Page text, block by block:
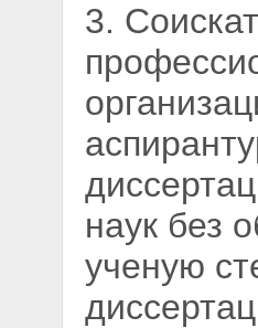
3.
наук без
ученую